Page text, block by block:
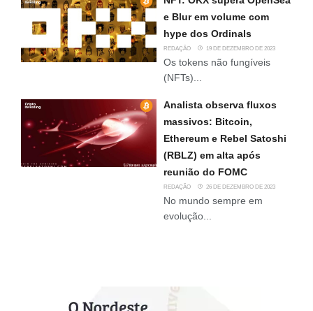
e Blur em volume com
hype dos Ordinals
REDAÇÃO 19 DE DEZEMBRO DE 2023
Os tokens não fungíveis
(NFTs)...
Analista observa fluxos
massivos: Bitcoin,
Ethereum e Rebel Satoshi
(RBLZ) em alta após
reunião do FOMC
REDAÇÃO 26 DE DEZEMBRO DE 2023
No mundo sempre em
evolução...